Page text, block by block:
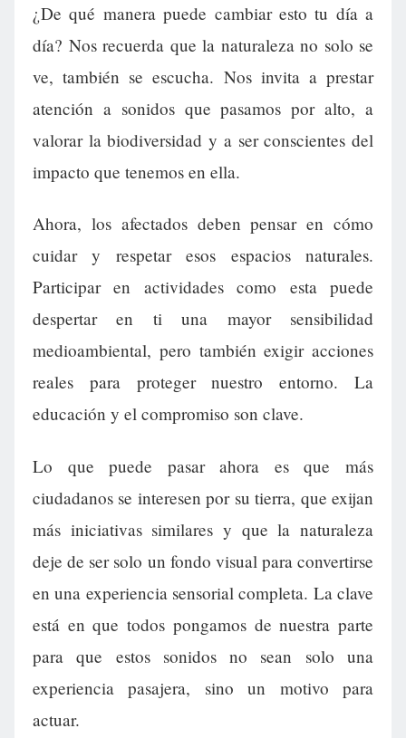
¿De qué manera puede cambiar esto tu día a
día? Nos recuerda que la naturaleza no solo se
ve, también se escucha. Nos invita a prestar
atención a sonidos que pasamos por alto, a
valorar la biodiversidad y a ser conscientes del
impacto que tenemos en ella.
Ahora, los afectados deben pensar en cómo
cuidar y respetar esos espacios naturales.
Participar en actividades como esta puede
despertar en ti una mayor sensibilidad
medioambiental, pero también exigir acciones
reales para proteger nuestro entorno. La
educación y el compromiso son clave.
Lo que puede pasar ahora es que más
ciudadanos se interesen por su tierra, que exijan
más iniciativas similares y que la naturaleza
deje de ser solo un fondo visual para convertirse
en una experiencia sensorial completa. La clave
está en que todos pongamos de nuestra parte
para que estos sonidos no sean solo una
experiencia pasajera, sino un motivo para
actuar.